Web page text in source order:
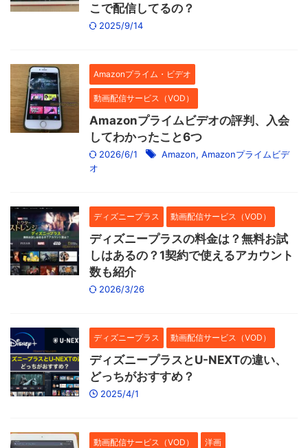
こで配信してるの？
2025/9/14
Amazonプライム・ビデオ
動画配信サービス（VOD）
Amazonプライムビデオの評判、入会
してわかったこと6つ
2026/6/1 Amazon, Amazonプライムビデ
オ
ディズニープラス 動画配信サービス（VOD）
ディズニープラスの料金は？無料お試
しはあるの？1契約で使えるアカウント
数も紹介
2026/3/26
ディズニープラス 動画配信サービス（VOD）
ディズニープラスとU-NEXTの違い、
どっちがおすすめ？
2025/4/1
動画配信サービス（VOD） 洋画